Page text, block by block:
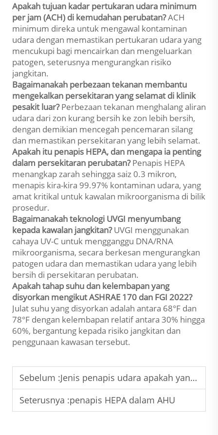
Apakah tujuan kadar pertukaran udara minimum
per jam (ACH) di kemudahan perubatan?ACH
minimum direka untuk mengawal kontaminan
udara dengan memastikan pertukaran udara yang
mencukupi bagi mencairkan dan mengeluarkan
patogen, seterusnya mengurangkan risiko
jangkitan.
Bagaimanakah perbezaan tekanan membantu
mengekalkan persekitaran yang selamat di klinik
pesakit luar?Perbezaan tekanan menghalang aliran
udara dari zon kurang bersih ke zon lebih bersih,
dengan demikian mencegah pencemaran silang
dan memastikan persekitaran yang lebih selamat.
Apakah itu penapis HEPA, dan mengapa ia penting
dalam persekitaran perubatan?Penapis HEPA
menangkap zarah sehingga saiz 0.3 mikron,
menapis kira-kira 99.97% kontaminan udara, yang
amat kritikal untuk kawalan mikroorganisma di bilik
prosedur.
Bagaimanakah teknologi UVGI menyumbang
kepada kawalan jangkitan?UVGI menggunakan
cahaya UV-C untuk mengganggu DNA/RNA
mikroorganisma, secara berkesan mengurangkan
patogen udara dan memastikan udara yang lebih
bersih di persekitaran perubatan.
Apakah tahap suhu dan kelembapan yang
disyorkan mengikut ASHRAE 170 dan FGI 2022?
Julat suhu yang disyorkan adalah antara 68°F dan
78°F dengan kelembapan relatif antara 30% hingga
60%, bergantung kepada risiko jangkitan dan
penggunaan kawasan tersebut.
Sebelum :Jenis penapis udara apakah yang terbaik untuk sistem HVAC?
Seterusnya :penapis HEPA dalam AHU